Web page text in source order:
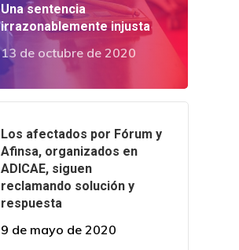
Una sentencia
irrazonablemente injusta
13 de octubre de 2020
Los afectados por Fórum y
Afinsa, organizados en
ADICAE, siguen
reclamando solución y
respuesta
9 de mayo de 2020